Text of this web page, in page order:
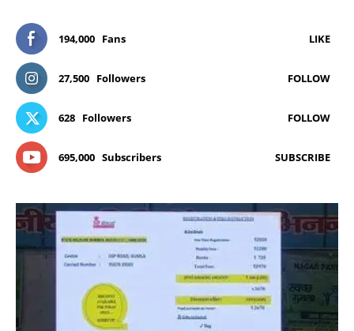
194,000 Fans LIKE
27,500 Followers FOLLOW
628 Followers FOLLOW
695,000 Subscribers SUBSCRIBE